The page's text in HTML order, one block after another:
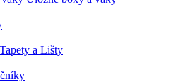
Tapety a Lišty